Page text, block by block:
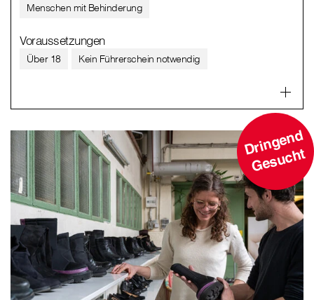
Menschen mit Behinderung
Voraussetzungen
Über 18 Kein Führerschein notwendig
D
ri
n
g
e
n
d
G
e
s
u
c
ht